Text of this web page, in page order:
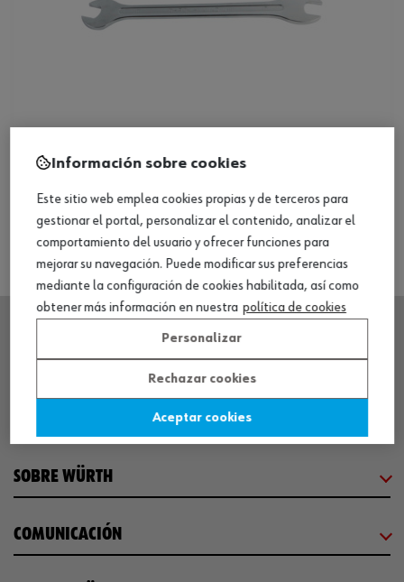
Ver producto
SEDE CENTRAL
CENTRO LOGÍSTICO / MUSEO
SOBRE WÜRTH
COMUNICACIÓN
Información sobre cookies
Este sitio web emplea cookies propias y de terceros para
gestionar el portal, personalizar el contenido, analizar el
comportamiento del usuario y ofrecer funciones para
mejorar su navegación. Puede modificar sus preferencias
mediante la configuración de cookies habilitada, así como
obtener más información en nuestra política de cookies
Personalizar
Rechazar cookies
Aceptar cookies